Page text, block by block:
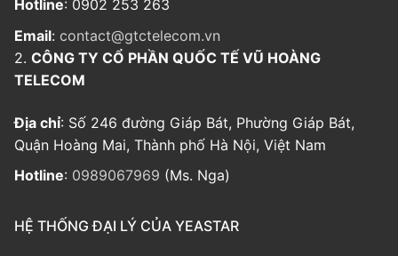
Hotline: 0902 253 263
Email: contact@gtctelecom.vn
2. CÔNG TY CỔ PHẦN QUỐC TẾ VŨ HOÀNG
TELECOM
Địa chỉ: Số 246 đường Giáp Bát, Phường Giáp Bát,
Quận Hoàng Mai, Thành phố Hà Nội, Việt Nam
Hotline: 0989067969 (Ms. Nga)
HỆ THỐNG ĐẠI LÝ CỦA YEASTAR